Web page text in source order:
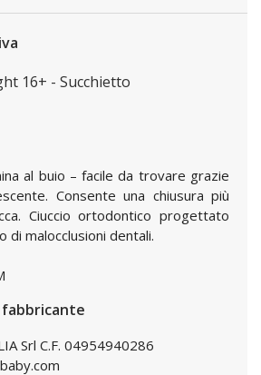
16+ - Succhietto
al buio – facile da trovare grazie
Consente una chiusura più
Ciuccio ortodontico progettato
di malocclusioni dentali.
Srl C.F. 04954940286